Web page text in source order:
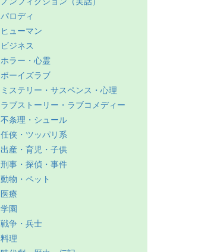
パロディ
ヒューマン
ビジネス
ホラー・心霊
ボーイズラブ
ミステリー・サスペンス・心理
ラブストーリー・ラブコメディー
不条理・シュール
任侠・ツッパリ系
出産・育児・子供
刑事・探偵・事件
動物・ペット
医療
学園
戦争・兵士
料理